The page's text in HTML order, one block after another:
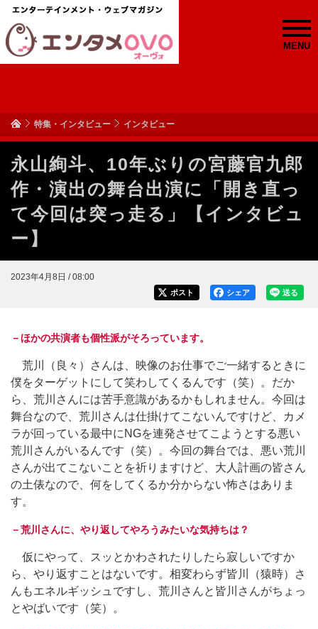
MENU
特集・インタビュー インタビュー
永山絢斗、10年ぶりの宮藤官九郎
作・演出の舞台出演に「開き直っ
て今回は突っ走る」【インタビュ
ー】
2023年4月8日 / 08:00
送る
シェア
ポスト
－ほかの共演者も個性派がそろっています。
荒川（良々）さんは、映像のお仕事でご一緒するときに
僕をターゲットにして笑わしてくるんです（笑）。だか
ら、荒川さんには苦手意識があるかもしれません。今回は
舞台なので、荒川さんは仕掛けてこないんですけど、カメ
ラが回っている最中にNGを連発させてこようとする悪い
荒川さんがいるんです（笑）。今回の舞台では、悪い荒川
さんが出てこないことを祈りますけど、大人計画の皆さん
の土俵なので、何をしてくるか分からない怖さはありま
す。
－荒川さんに、やり返してやろうみたいな気持ちは？
仮にやって、スッとかわされたりしたら寂しいですか
ら、やり返すことはないです。相変わらず皆川（猿時）さ
んもエネルギッシュですし、荒川さんと皆川さんがちょっ
とやばいです（笑）。